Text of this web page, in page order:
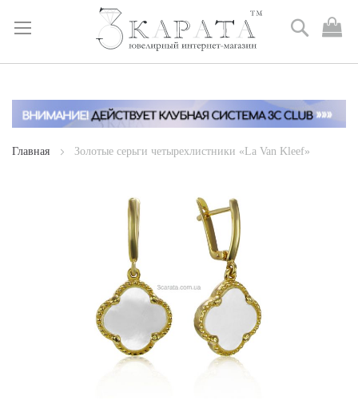
Skip
Content
Поиск
Главная Золотые серьги четырехлистники «La Van Kleef»